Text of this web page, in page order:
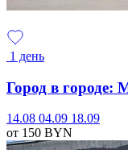
1 день
Город в городе:
14.08 04.09 18.09
от 150 BYN